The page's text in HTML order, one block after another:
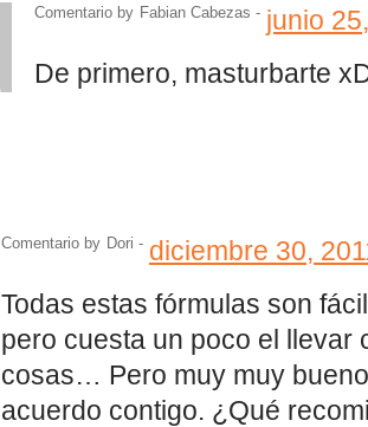
Comentario by Fabian Cabezas - junio
De primero, masturbarte
Comentario by Dori - diciembre 30,
Todas estas fórmulas son
pero cuesta un poco el llevar
cosas… Pero muy muy
acuerdo contigo. ¿Qué